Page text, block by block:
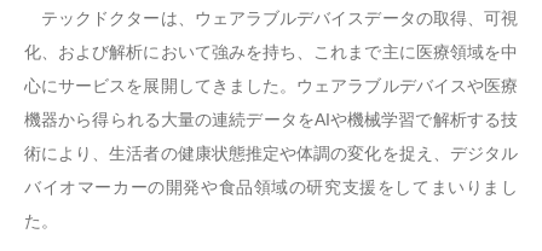
テックドクターは、ウェアラブルデバイスデータの取得、可視
化、および解析において強みを持ち、これまで主に医療領域を中
心にサービスを展開してきました。ウェアラブルデバイスや医療
機器から得られる大量の連続データをAIや機械学習で解析する技
術により、生活者の健康状態推定や体調の変化を捉え、デジタル
バイオマーカーの開発や食品領域の研究支援をしてまいりまし
た。